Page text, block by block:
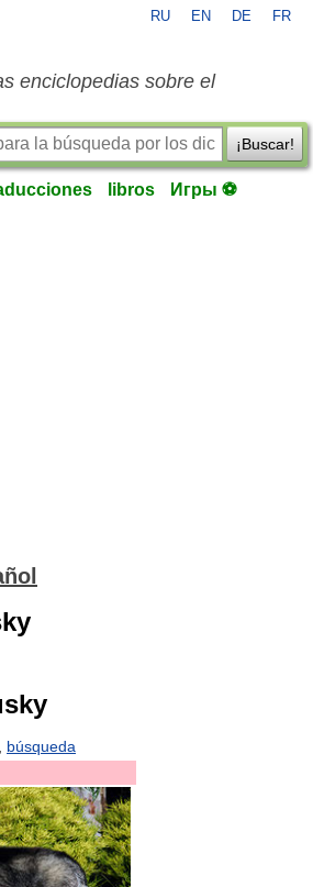
RU EN DE FR
enciclopedias sobre el
¡Buscar!
libros Игры ⚽
búsqueda